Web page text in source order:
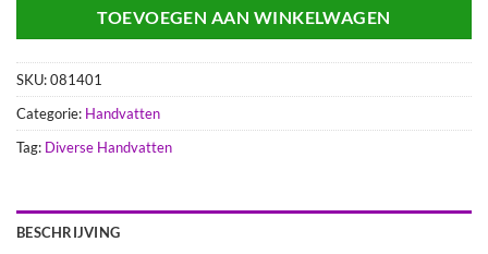
TOEVOEGEN AAN WINKELWAGEN
SKU:081401
Categorie: Handvatten
Tag: Diverse Handvatten
BESCHRIJVING